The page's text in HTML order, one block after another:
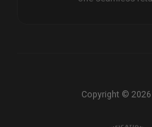
Copyright © 2026